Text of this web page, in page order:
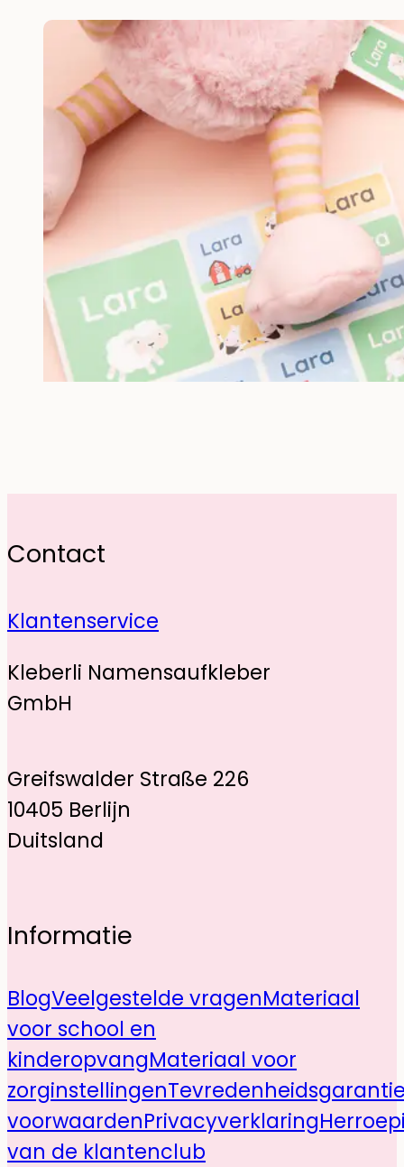
Contact
Klantenservice
Kleberli Namensaufkleber
GmbH
Greifswalder Straße 226
10405 Berlijn
Duitsland
Informatie
BlogVeelgestelde vragenMateriaal
voor school en
kinderopvangMateriaal voor
zorginstellingen
voorwaardenPrivacyverklaring
van de klantenclub